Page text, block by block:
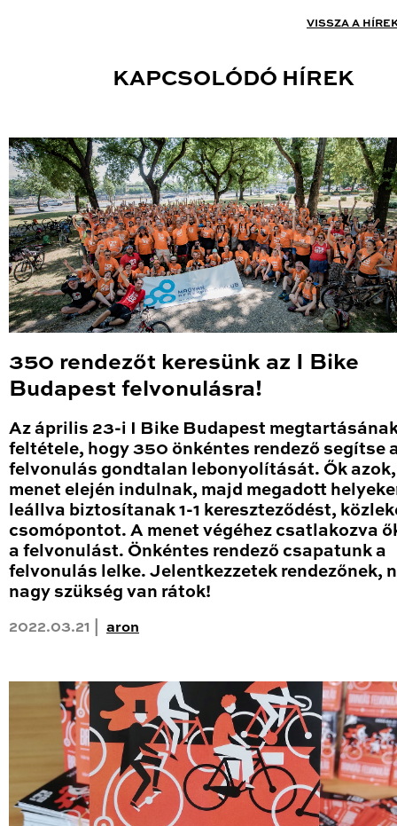
VISSZA A
KAPCSOLÓDÓ HÍREK
350 rendezőt keresünk az I Bike
Budapest felvonulásra!
Az április 23-i I Bike Budapest
feltétele, hogy 350 önkéntes rendező segítse
felvonulás gondtalan lebonyolítását. Ők
menet elején indulnak, majd megadott
leállva biztosítanak 1-1 kereszteződést,
csomópontot. A menet végéhez csatlakozva
a felvonulást. Önkéntes rendező csapatunk a
felvonulás lelke. Jelentkezzetek rendezőnek,
nagy szükség van rátok!
2022.03.21 | aron